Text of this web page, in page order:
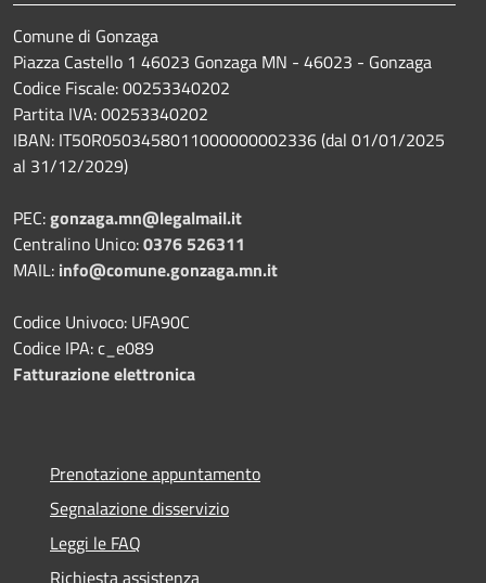
Comune di Gonzaga
Piazza Castello 1 46023 Gonzaga MN - 46023 - Gonzaga
Codice Fiscale: 00253340202
Partita IVA: 00253340202
IBAN: IT50R0503458011000000002336 (dal 01/01/2025
al 31/12/2029)
PEC:gonzaga.mn@legalmail.it
Centralino Unico:0376 526311
MAIL: info@comune.gonzaga.mn.it
Codice Univoco: UFA90C
Codice IPA: c_e089
Fatturazione elettronica
Prenotazione appuntamento
Segnalazione disservizio
Leggi le FAQ
Richiesta assistenza